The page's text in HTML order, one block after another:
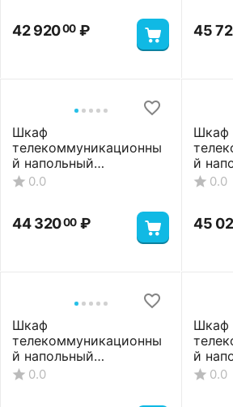
42 92000 ₽ 45
Шкаф
телекоммуникационны
й напольный
ШТНП-22U-600-800-
0.0
44 32000 ₽
Шкаф
й
0.0
45
Шкаф
телекоммуникационны
й напольный
ШТНП-22U-600-800-
0.0
Шкаф
й
0.0